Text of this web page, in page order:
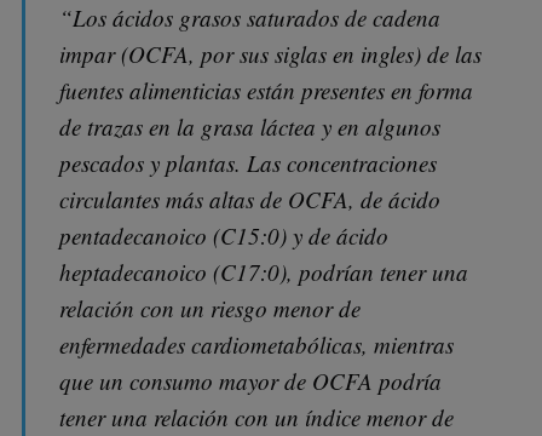
“Los ácidos grasos saturados de cadena
impar (OCFA, por sus siglas en ingles) de las
fuentes alimenticias están presentes en forma
de trazas en la grasa láctea y en algunos
pescados y plantas. Las concentraciones
circulantes más altas de OCFA, de ácido
pentadecanoico (C15:0) y de ácido
heptadecanoico (C17:0), podrían tener una
relación con un riesgo menor de
enfermedades cardiometabólicas, mientras
que un consumo mayor de OCFA podría
tener una relación con un índice menor de